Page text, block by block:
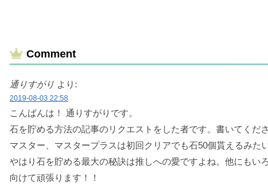
Comment
通りすがり より:
2019-08-03 22:58
こんばんは！ 通りすがりです。
石を貯める方法の記事のリクエストをした者です。書いてく
マスター、マスタープラスは初回クリアでも石50個貰えるみた
やはり石を貯める最大の秘訣は推しへの愛ですよね。他にも
向けて頑張ります！！